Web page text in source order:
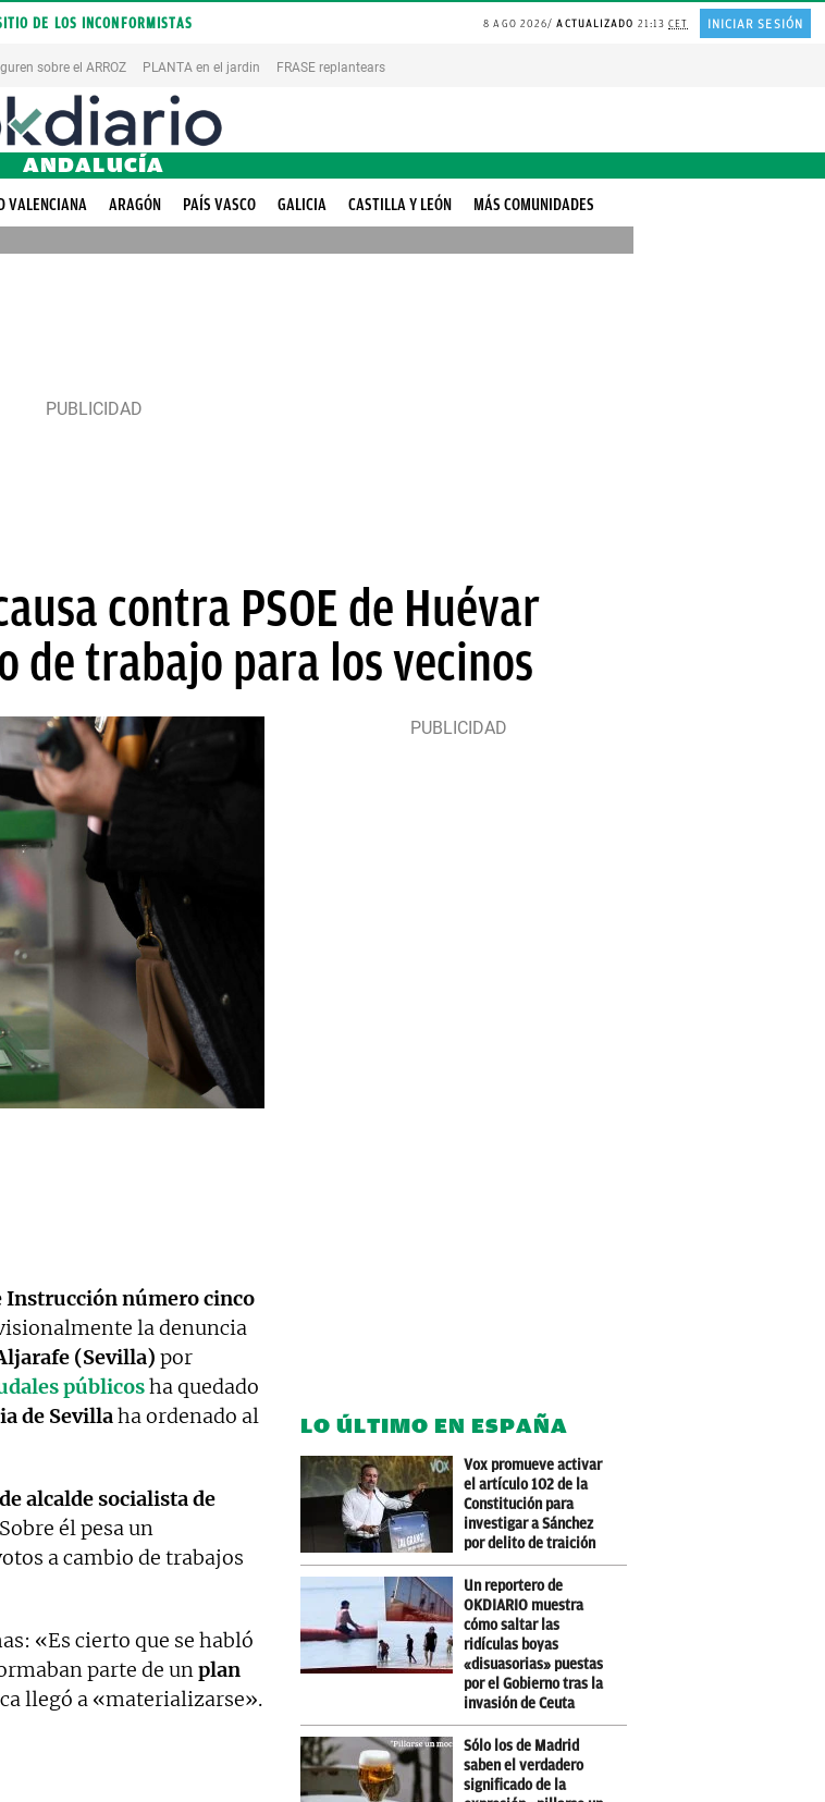
DE LOS INCONFORMISTAS 8 AGO 2026 ACTUALIZADO 21:13CET INICIAR SESIÓN
sobre el ARROZ PLANTA en el jardin FRASE replantearse la VIDA
ANDALUCÍA
VALENCIANA ARAGÓN PAÍS VASCO GALICIA CASTILLA Y LEÓN
MÁS COMUNIDADES
contra PSOE de Huévar
de trabajo para los vecinos
Instrucción número cinco
la denuncia
(Sevilla) por
públicosha quedado
de Sevillaha ordenado al
alcalde socialista de
él pesa un
a cambio de trabajos
«Es cierto que se habló
parte de unplan
llegó a «materializarse».
LO ÚLTIMO EN ESPAÑA
Vox promueve activar
el artículo 102 de la
Constitución para
investigar a Sánchez
por delito de traición
Un reportero de
OKDIARIO muestra
cómo saltar las
ridículas boyas
«disuasorias» puestas
por el Gobierno tras la
invasión de Ceuta
Sólo los de Madrid
saben el verdadero
significado de la